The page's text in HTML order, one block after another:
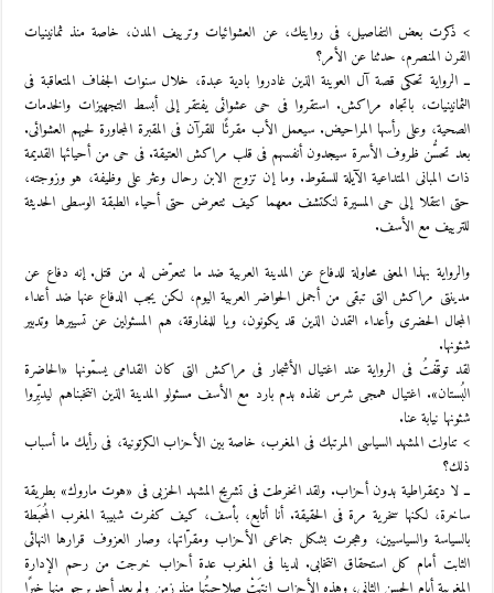
> ذكرت بعض التفاصيل، فى روايتك، عن العشوائيات وترييف المدن، خاصة منذ ثمانينيات
القرن المنصرم، حدثنا عن الأمر؟
ــ الرواية تحكى قصة آل العوينة الذين غادروا بادية عبدة، خلال سنوات الجفاف المتعاقبة فى
الثمانينيات، باتجاه مراكش. استقروا فى حى عشوائى يفتقر إلى أبسط التجهيزات والخدمات
الصحية، وعلى رأسها المراحيض. سيعمل الأب مقرئًا للقرآن فى المقبرة المجاورة لحيهم العشوائى.
بعد تحسُّن ظروف الأسرة سيجدون أنفسهم فى قلب مراكش العتيقة. فى حى من أحيائها القديمة
ذات المبانى المتداعية الآيلة للسقوط. وما إن تزوج الابن رحال وعثر على وظيفة، هو وزوجته،
حتى انتقلا إلى حى المسيرة لنكتشف معهما كيف تتعرض حتى أحياء الطبقة الوسطى الحديثة
للترييف مع الأسف.
والرواية بهذا المعنى محاولة للدفاع عن المدينة العربية ضد ما تتعرّض له من قتل. إنه دفاع عن
مدينتى مراكش التى تبقى من أجمل الحواضر العربية اليوم، لكن يجب الدفاع عنها ضد أعداء
المجال الحضرى وأعداء التمدن الذين قد يكونون، ويا للمفارقة، هم المسئولين عن تسييرها وتدبير
شئونها.
لقد توقّفتُ فى الرواية عند اغتيال الأشجار فى مراكش التى كان القدامى يسمّونها «الحاضرة
البُستان». اغتيال همجى شرس نفذه بدم بارد مع الأسف مسئولو المدينة الذين انتخبناهم ليدبِّروا
شئونها نيابة عنا.
> تناولت المشهد السياسى المرتبك فى المغرب، خاصة بين الأحزاب الكرتونية، فى رأيك ما أسباب
ذلك؟
ــ لا ديمقراطية بدون أحزاب. ولقد انخرطت فى تشريح المشهد الحزبى فى «هوت ماروك» بطريقة
ساخرة، لكنها سخرية مرة فى الحقيقة. أنا أتابع، بأسف، كيف كفرت شبيبة المغرب المُحبَطة
بالسياسة والسياسيين، وهجرت بشكل جماعى الأحزاب ومقرّاتها، وصار العزوف قرارها النهائى
الثابت أمام كل استحقاق انتخابى. لدينا فى المغرب عدة أحزاب خرجت من رحم الإدارة